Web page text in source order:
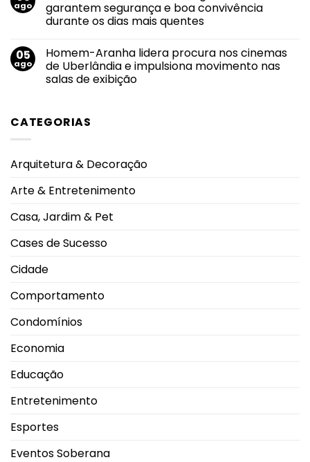
de
agosto
atitudes
que
fazem
Agosto
Dourado:
apoio,
acolhimento
fortalecem
o
sucesso
da
ago
garantem segurança e boa convivência
durante os dias mais quentes
em
Piscinas
em
condomínios:
segurança
durante
os
mais
quentes
05
ago
Homem-Aranha lidera procura nos cinemas
de Uberlândia e impulsiona movimento nas
salas de exibição
Homem-
Aranha
cinemas
e
nas
de
exibição
CATEGORIAS
Arquitetura & Decoração
Arte & Entretenimento
Casa, Jardim & Pet
Cases de Sucesso
Cidade
Comportamento
Condomínios
Economia
Educação
Entretenimento
Esportes
Eventos Soberana